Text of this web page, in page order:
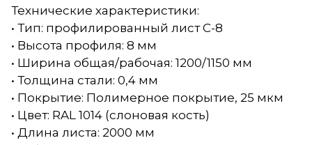
Технические характеристики:
• Тип: профилированный лист С-8
• Высота профиля: 8 мм
• Ширина общая/рабочая: 1200/1150 мм
• Толщина стали: 0,4 мм
• Покрытие: Полимерное покрытие, 25 мкм
• Цвет: RAL 1014 (слоновая кость)
• Длина листа: 2000 мм